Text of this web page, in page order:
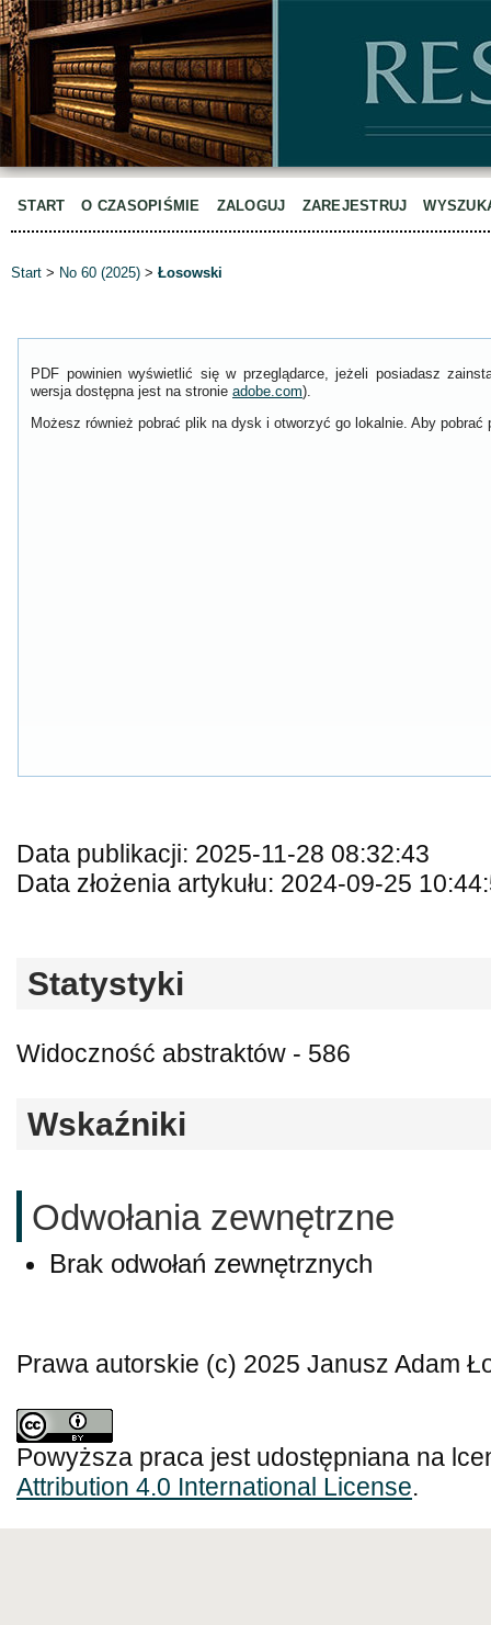
START O CZASOPIŚMIE ZALOGUJ ZAREJESTRUJ
Start > No 60 (2025) > Łosowski
PDF powinien wyświetlić się w przeglądarce, jeżeli posiadasz
wersja dostępna jest na stronie adobe.com).
Możesz również pobrać plik na dysk i otworzyć go lokalnie. Aby
Data publikacji: 2025-11-28 08:32:43
Data złożenia artykułu: 2024-09-25
Statystyki
Widoczność abstraktów - 586
Wskaźniki
Odwołania zewnętrzne
Brak odwołań zewnętrznych
Prawa autorskie (c) 2025 Janusz Adam
Powyższa praca jest udostępniana na
Attribution 4.0 International License.